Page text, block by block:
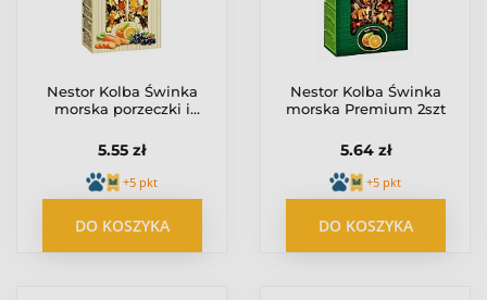
Nestor Kolba Świnka
morska porzeczki i
5.55 zł
+5 pkt
DO KOSZYKA
Nestor Kolba Świnka
morska Premium 2szt
5.64 zł
+5 pkt
DO KOSZYKA